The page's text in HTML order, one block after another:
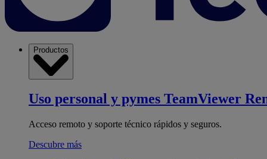
Productos
Uso personal y pymes TeamViewer
Acceso remoto y soporte técnico rápidos y seguros.
Descubre más